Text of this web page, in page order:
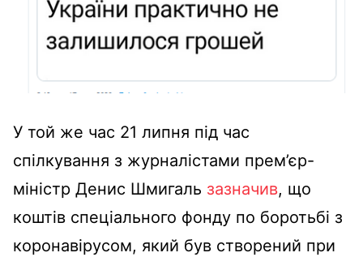
У той же час 21 липня під час
спілкування з журналістами прем’єр-
міністр Денис Шмигаль зазначив, що
коштів спеціального фонду по боротьбі з
коронавірусом, який був створений при